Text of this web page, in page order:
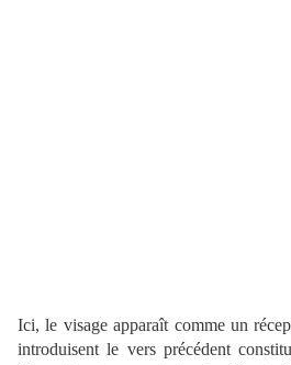
Ici, le visage apparaît comme un
introduisent le vers précédent